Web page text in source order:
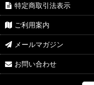
特定商取引法表示
ご利用案内
メールマガジン
お問い合わせ